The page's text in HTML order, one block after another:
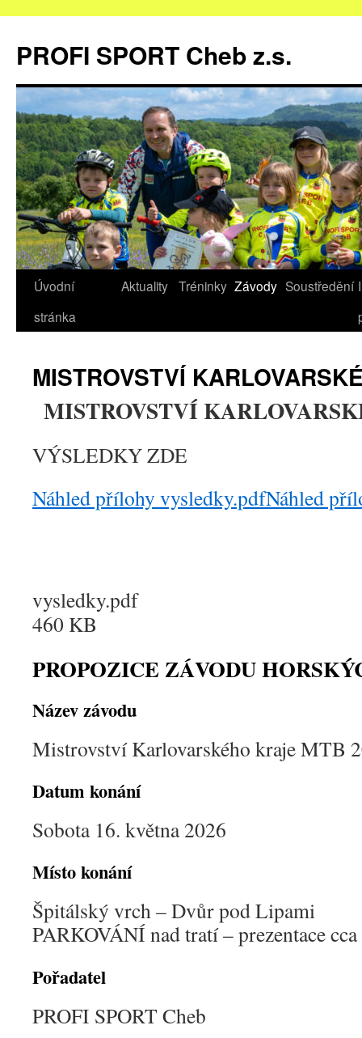
obsahu
webu
PROFI SPORT Cheb z.s.
Úvodní
stránka
Aktuality Tréninky Závody Soustředění
MISTROVSTVÍ
MISTROVSTVÍ
VÝSLEDKY ZDE
Náhled přílohy vysledky.pdfNáhled
vysledky.pdf
460 KB
PROPOZICE ZÁVODU
Název závodu
Mistrovství Karlovarského kraje MTB
Datum konání
Sobota 16. května 2026
Místo konání
Špitálský vrch – Dvůr pod Lipami
PARKOVÁNÍ nad tratí – prezentace
Pořadatel
PROFI SPORT Cheb